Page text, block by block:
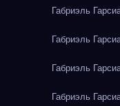
Габриэль
Габриэль
Габриэль
Габриэль